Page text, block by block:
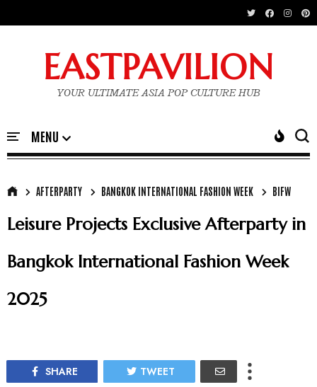
EASTPAVILION
YOUR ULTIMATE ASIA POP CULTURE HUB
AFTERPARTY BANGKOK INTERNATIONAL FASHION WEEK BIFW
Leisure Projects Exclusive Afterparty in
Bangkok International Fashion Week
2025
SHARE TWEET